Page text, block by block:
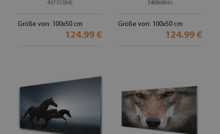
43735584)
Größe von: 100x50 cm
124.99 €
34886866)
Größe von: 100x50 cm
124.99 €